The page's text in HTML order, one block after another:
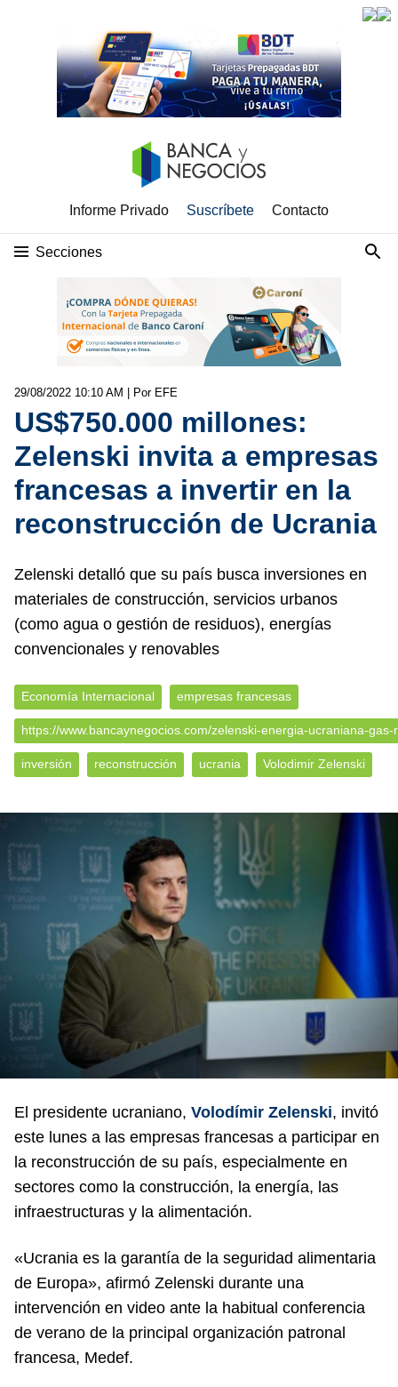
Informe Privado Suscríbete Contacto
Secciones
29/08/2022 10:10 AM | Por EFE
US$750.000 millones:
Zelenski invita a empresas
francesas a invertir en la
reconstrucción de Ucrania
Zelenski detalló que su país busca inversiones en
materiales de construcción, servicios urbanos
(como agua o gestión de residuos), energías
convencionales y renovables
Economía Internacional empresas francesas
https://www.bancaynegocios.com/zelenski-energia-ucraniana-gas-
inversión reconstrucción ucrania Volodimir Zelenski
El presidente ucraniano, Volodímir Zelenski, invitó
este lunes a las empresas francesas a participar en
la reconstrucción de su país, especialmente en
sectores como la construcción, la energía, las
infraestructuras y la alimentación.
«Ucrania es la garantía de la seguridad alimentaria
de Europa», afirmó Zelenski durante una
intervención en video ante la habitual conferencia
de verano de la principal organización patronal
francesa, Medef.